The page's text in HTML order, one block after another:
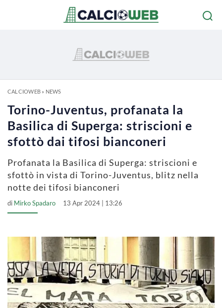
CALCIOWEB» NEWS
Torino-Juventus, profanata la
Basilica di Superga: striscioni e
sfottò dai tifosi bianconeri
Profanata la Basilica di Superga: striscioni e
sfottò in vista di Torino-Juventus, blitz nella
notte dei tifosi bianconeri
di Mirko Spadaro 13 Apr 2024 | 13:26